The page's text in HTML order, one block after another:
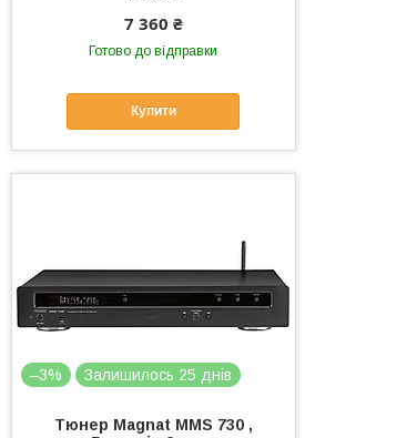
7 360 ₴
Готово до відправки
Купити
–3% Залишилось 25 днів
Тюнер Magnat MMS 730 ,